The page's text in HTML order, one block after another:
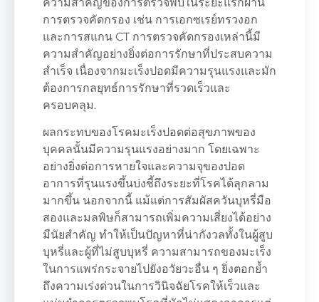
การตรวจคัดกรอง เช่น การเอกซเรย์ทรวงอก
และการสแกน CT การตรวจคัดกรองเหล่านี้มี
ความสำคัญอย่างยิ่งต่อการรักษาที่ประสบความ
สำเร็จ เนื่องจากมะเร็งปอดมีความรุนแรงและมัก
ต้องการกลยุทธ์การรักษาที่รวดเร็วและ
ครอบคลุม.
ผลกระทบของโรคมะเร็งปอดต่อสุขภาพของ
บุคคลนั้นมีความรุนแรงอย่างมาก โดยเฉพาะ
อย่างยิ่งต่อการหายใจและความจุของปอด
อาการที่รุนแรงขึ้นบ่งชี้ถึงระยะที่โรคได้ลุกลาม
มากขึ้น นอกจากนี้ แม้แต่การสัมผัสควันบุหรี่มือ
สองและมลพิษก็สามารถเพิ่มความเสี่ยงได้อย่าง
มีนัยสำคัญ ทำให้เป็นปัญหาที่น่ากังวลทั้งในผู้สูบ
บุหรี่และผู้ที่ไม่สูบบุหรี่ ความสามารถของมะเร็ง
ในการแพร่กระจายไปยังอวัยวะอื่น ๆ ยิ่งตอกย้ำ
ถึงความเร่งด่วนในการวินิจฉัยโรคให้เร็วและ